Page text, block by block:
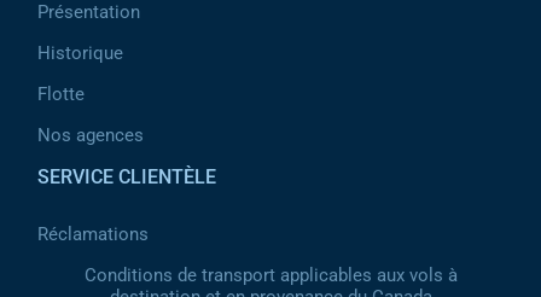
Présentation
Historique
Flotte
Nos agences
SERVICE CLIENTÈLE
Réclamations
Conditions de transport applicables aux vols à